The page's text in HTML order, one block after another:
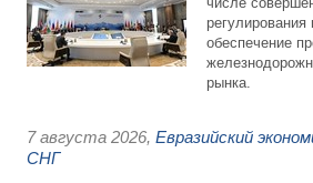
регулирования
обеспечение
рынка.
7 августа 2026, Евразийский
СНГ